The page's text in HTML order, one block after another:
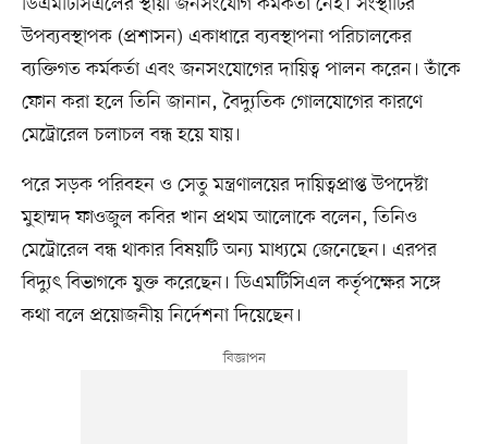
উপব্যবস্থাপক (প্রশাসন) একাধারে ব্যবস্থাপনা পরিচালকের
ব্যক্তিগত কর্মকর্তা এবং জনসংযোগের দায়িত্ব পালন করেন। তাঁকে
ফোন করা হলে তিনি জানান, বৈদ্যুতিক গোলযোগের কারণে
মেট্রোরেল চলাচল বন্ধ হয়ে যায়।
পরে সড়ক পরিবহন ও সেতু মন্ত্রণালয়ের দায়িত্বপ্রাপ্ত উপদেষ্টা
মুহাম্মদ ফাওজুল কবির খান প্রথম আলোকে বলেন, তিনিও
মেট্রোরেল বন্ধ থাকার বিষয়টি অন্য মাধ্যমে জেনেছেন। এরপর
বিদ্যুৎ বিভাগকে যুক্ত করেছেন। ডিএমটিসিএল কর্তৃপক্ষের সঙ্গে
কথা বলে প্রয়োজনীয় নির্দেশনা দিয়েছেন।